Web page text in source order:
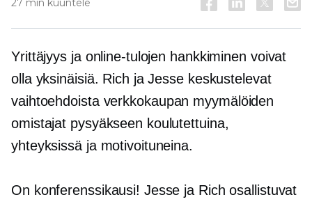
27 min kuuntele
Yrittäjyys ja online-tulojen hankkiminen voivat
olla yksinäisiä. Rich ja Jesse keskustelevat
vaihtoehdoista verkkokaupan myymälöiden
omistajat pysyäkseen koulutettuina,
yhteyksissä ja motivoituneina.
On konferenssikausi! Jesse ja Rich osallistuvat